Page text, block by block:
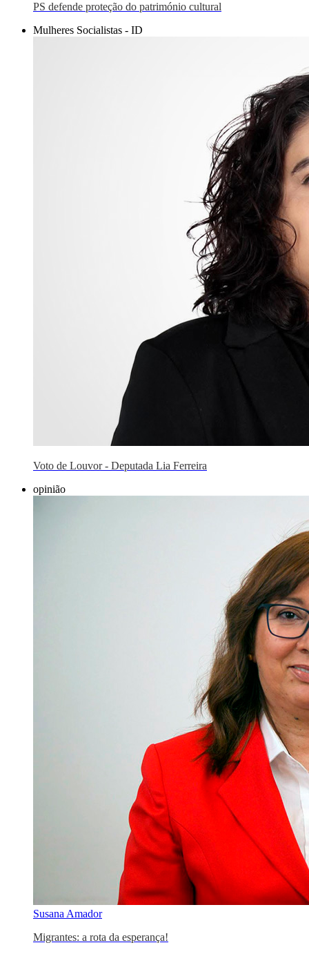
PS defende proteção do património cultural
Mulheres Socialistas - ID
Voto de Louvor - Deputada Lia Ferreira
opinião
Susana Amador
Migrantes: a rota da esperança!